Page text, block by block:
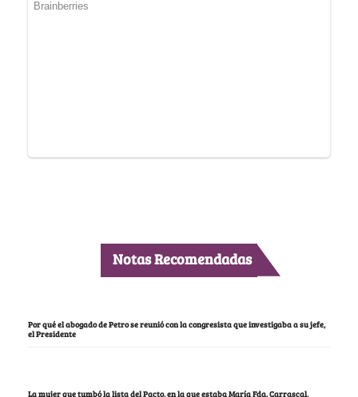
Notas Recomendadas
Por qué el abogado de Petro se reunió con la congresista que investigaba a su jefe,
el Presidente
La mujer que tumbó la lista del Pacto, en la que estaba María Fda. Carrascal,